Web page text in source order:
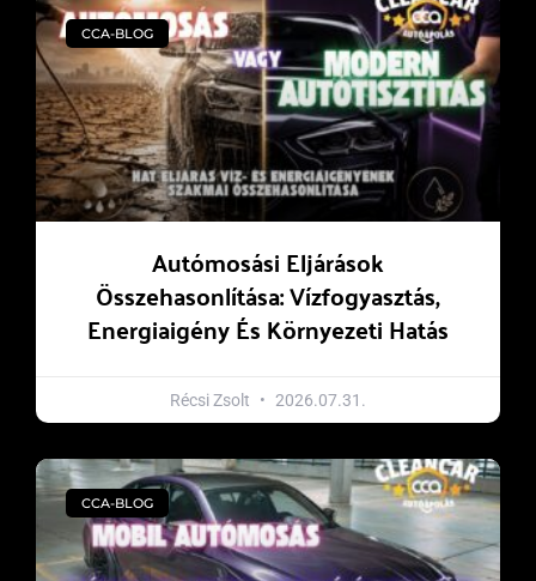
CCA-BLOG
Autómosási Eljárások
Összehasonlítása: Vízfogyasztás,
Energiaigény És Környezeti Hatás
Récsi Zsolt 2026.07.31.
CCA-BLOG